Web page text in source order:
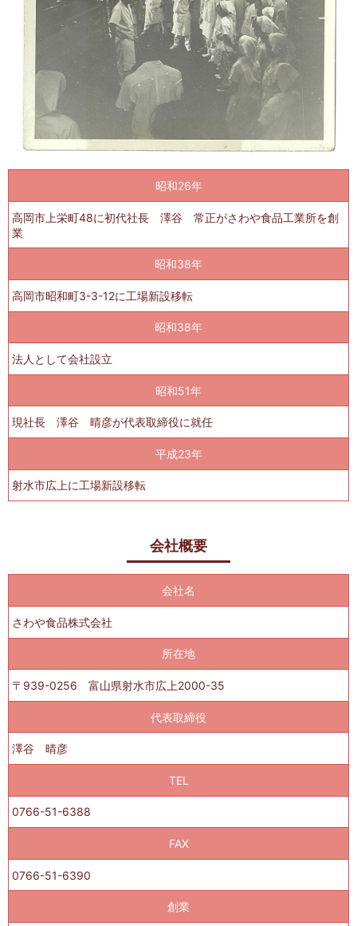
昭和26年
高岡市上栄町48に初代社長 澤谷 常正がさわや食品工業所を創
業
昭和38年
高岡市昭和町3-3-12に工場新設移転
昭和38年
法人として会社設立
昭和51年
現社長 澤谷 晴彦が代表取締役に就任
平成23年
射水市広上に工場新設移転
会社概要
会社名
さわや食品株式会社
所在地
〒939-0256 富山県射水市広上2000-35
代表取締役
澤谷 晴彦
TEL
0766-51-6388
FAX
0766-51-6390
創業